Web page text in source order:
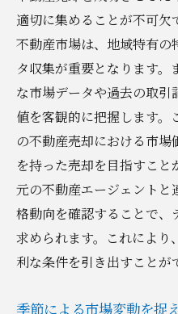
適切に集めることが不可欠
不動産市場は、地域特有の
タ収集が重要となります。
な市場データや過去の取
値を客観的に把握します。
の不動産売却における市
を持った売却を目指すこ
元の不動産エージェントと
格動向を確認することで、
求められます。これにより
利な条件を引き出すことが
季節による市場変動を捉